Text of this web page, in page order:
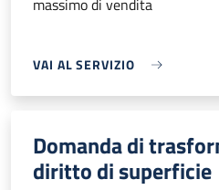
massimo di vendita
VAI AL SERVIZIO
Domanda di
diritto di superficie